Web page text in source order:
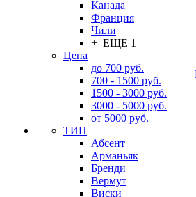
Канада
Франция
Чили
+ ЕЩЕ 1
Цена
до 700 руб.
700 - 1500 руб.
1500 - 3000 руб.
3000 - 5000 руб.
от 5000 руб.
ТИП
Абсент
Арманьяк
Бренди
Вермут
Виски